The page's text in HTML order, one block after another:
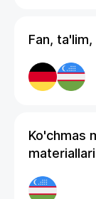
Fan,
Ko'chmas
materiallari